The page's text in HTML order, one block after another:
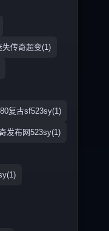
失传奇超变(1)
复古sf523sy(1)
发布网523sy(1)